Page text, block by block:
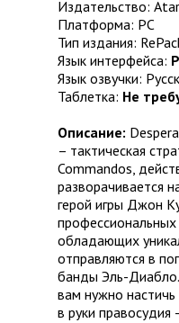
Издательство:
Платформа: PC
Тип издания:
Язык интерфейса:
Язык озвучки:
Таблетка: Не
Описание:
– тактическая
Commandos,
разворачивается
герой игры Джон
обладающих
отправляются в
банды Эль-
вам нужно
в руки